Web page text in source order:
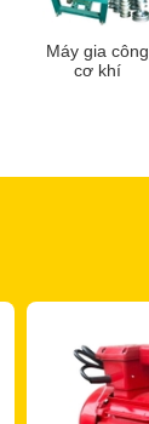
Máy gia công
cơ khí